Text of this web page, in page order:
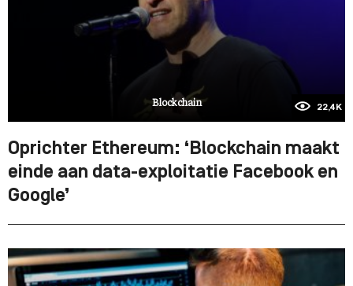
Blockchain 22,4K
Oprichter Ethereum: ‘Blockchain maakt
einde aan data-exploitatie Facebook en
Google’